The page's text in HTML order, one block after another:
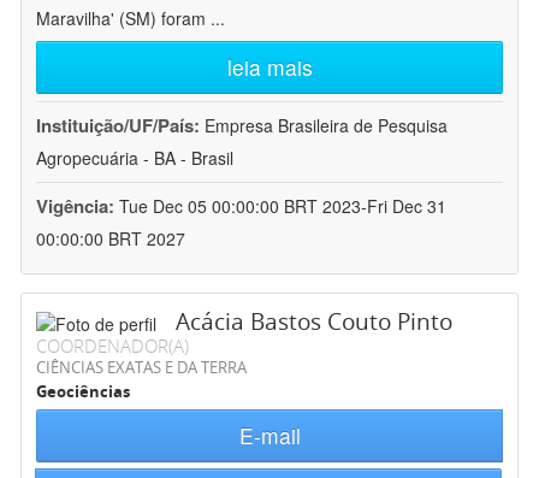
Maravilha' (SM) foram ...
leia mais
Instituição/UF/País: Empresa Brasileira de Pesquisa
Agropecuária - BA - Brasil
Vigência: Tue Dec 05 00:00:00 BRT 2023-Fri Dec 31
00:00:00 BRT 2027
Acácia Bastos Couto Pinto
COORDENADOR(A)
CIÊNCIAS EXATAS E DA TERRA
Geociências
E-mail